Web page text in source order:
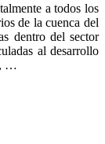
a todos los
de la cuenca del
dentro del sector
al desarrollo
…